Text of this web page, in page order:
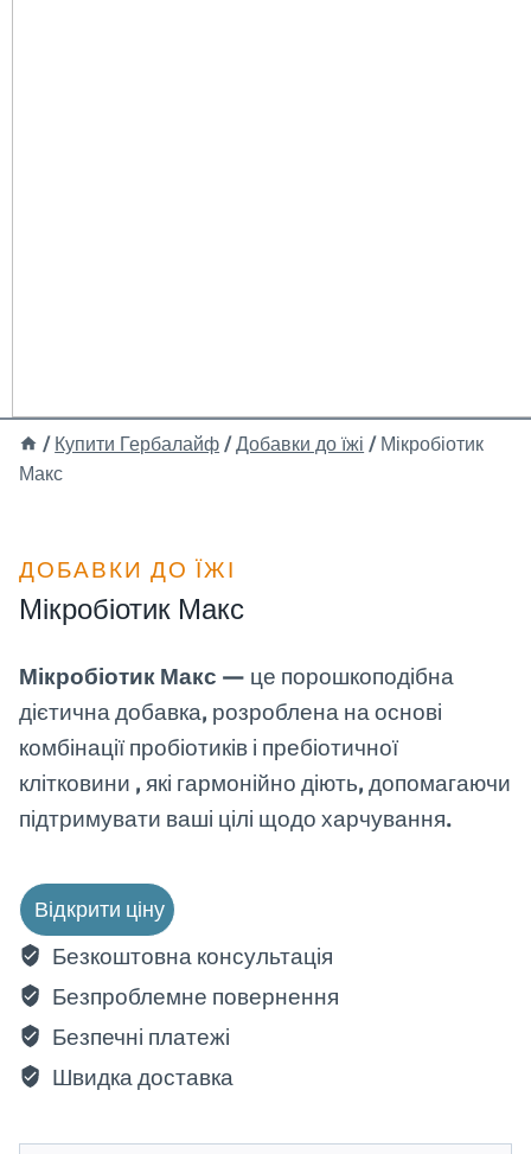
/ Купити Гербалайф/Добавки до їжі / Мікробіотик
Макс
ДОБАВКИ ДО ЇЖІ
Мікробіотик Макс
Мікробіотик Макс — це порошкоподібна
дієтична добавка, розроблена на основі
комбінації пробіотиків і пребіотичної
клітковини , які гармонійно діють, допомагаючи
підтримувати ваші цілі щодо харчування.
Відкрити ціну
Безкоштовна консультація
Безпроблемне повернення
Безпечні платежі
Швидка доставка